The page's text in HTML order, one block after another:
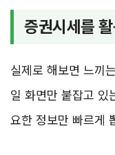
증권시세를
실제로 해보면 느끼
일 화면만 붙잡고 있
요한 정보만 빠르게